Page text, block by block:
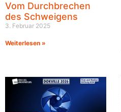
Vom Durchbrechen
des Schweigens
3. Februar 2025
Weiterlesen »